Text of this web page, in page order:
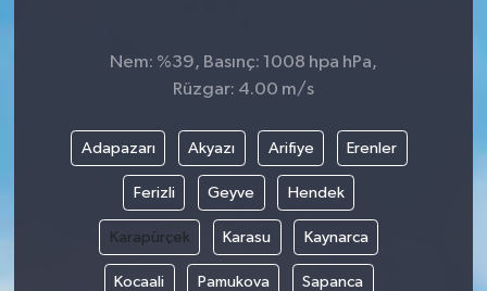
Nem: %39, Basınç: 1008 hpa hPa,
Rüzgar: 4.00 m/s
Adapazarı Akyazı Arifiye Erenler
Ferizli Geyve Hendek
Karapürçek Karasu Kaynarca
Kocaali Pamukova Sapanca